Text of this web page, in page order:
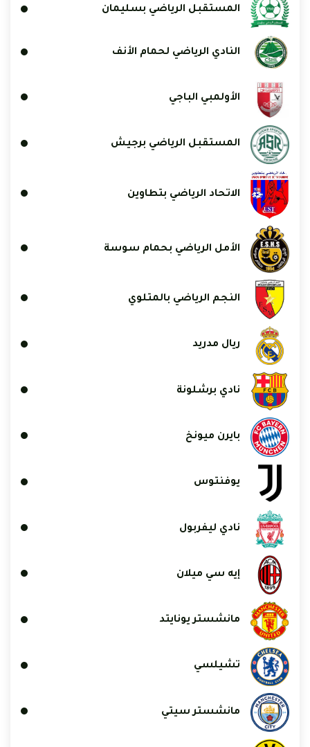
المستقبل الرياضي بسليمان
النادي الرياضي لحمام الأنف
الأولمبي الباجي
المستقبل الرياضي برجيش
الاتحاد الرياضي بتطاوين
الأمل الرياضي بحمام سوسة
النجم الرياضي بالمتلوي
ريال مدريد
نادي برشلونة
بايرن ميونخ
يوفنتوس
نادي ليفربول
إيه سي ميلان
مانشستر يونايتد
تشيلسي
مانشستر سيتي